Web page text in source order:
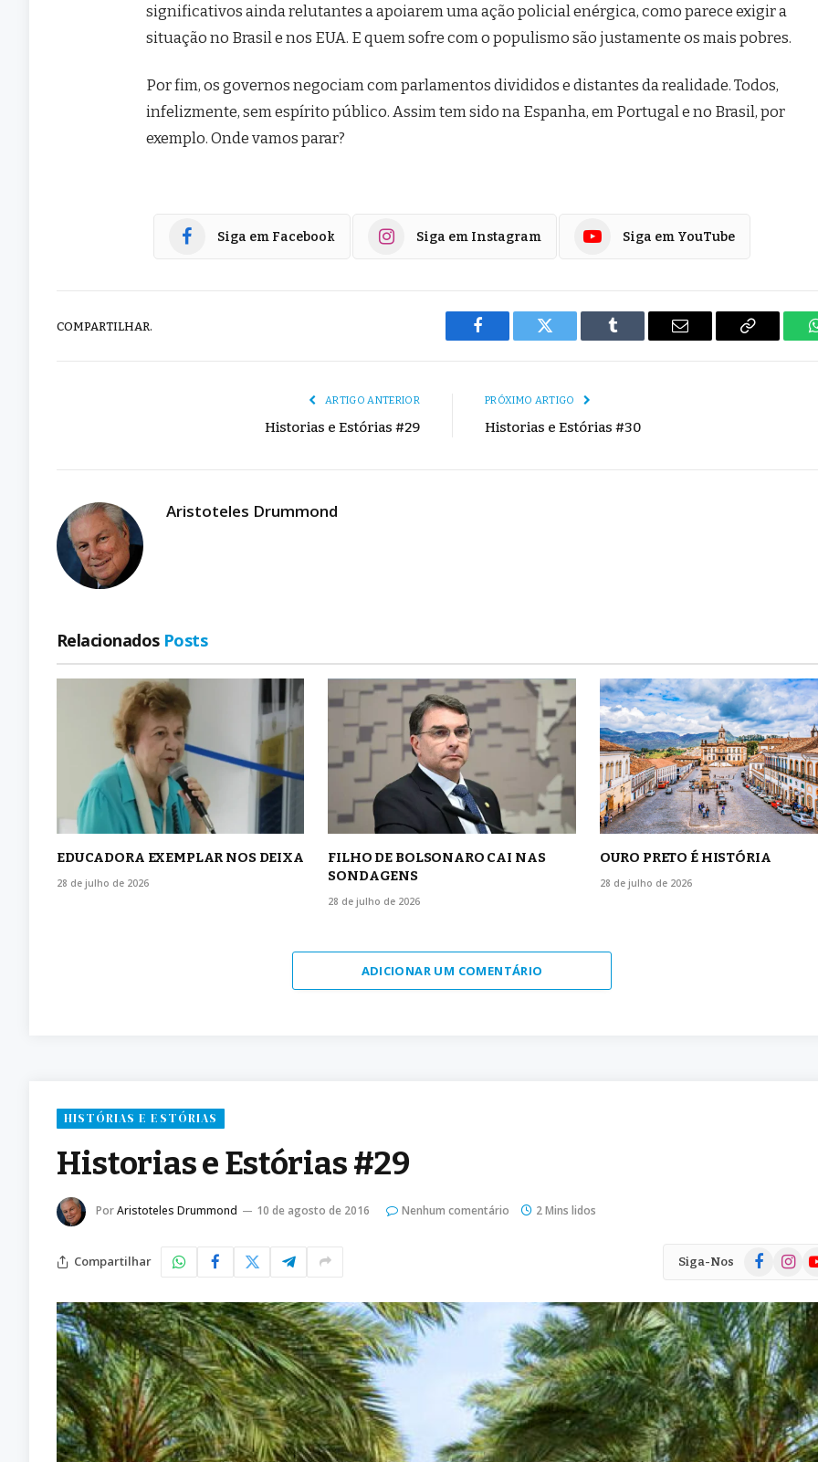
significativos ainda relutantes a apoiarem uma ação policial enérgica, como parece exigir a
situação no Brasil e nos EUA. E quem sofre com o populismo são justamente os mais pobres.
Por fim, os governos negociam com parlamentos divididos e distantes da realidade. Todos,
infelizmente, sem espírito público. Assim tem sido na Espanha, em Portugal e no Brasil, por
exemplo. Onde vamos parar?
Siga em Facebook Siga em Instagram Siga em YouTube
COMPARTILHAR.
Facebook Twitter Tumblr
E-
Copiar
ARTIGO ANTERIOR
Historias e Estórias #29
PRÓXIMO ARTIGO
Historias e Estórias #30
Aristoteles Drummond
Relacionados Posts
EDUCADORA EXEMPLAR NOS DEIXA
28 de julho de 2026
FILHO DE BOLSONARO CAI NAS
SONDAGENS
28 de julho de 2026
OURO PRETO É HISTÓRIA
28 de julho de 2026
ADICIONAR UM COMENTÁRIO
HISTÓRIAS E ESTÓRIAS
Historias e Estórias #29
PorAristoteles Drummond 10 de agosto de 2016 Nenhum comentário 2 Mins lidos
Compartilhar Siga-Nos Facebook